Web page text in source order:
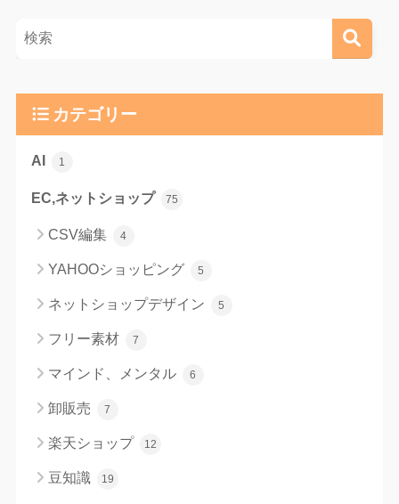
カテゴリー
AI 1
EC,ネットショップ 75
CSV編集 4
YAHOOショッピング 5
ネットショップデザイン 5
フリー素材 7
マインド、メンタル 6
卸販売 7
楽天ショップ 12
豆知識 19